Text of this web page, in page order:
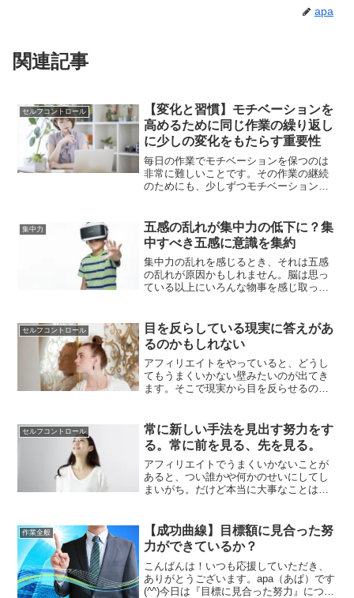
apa
関連記事
セルフコントロール
【変化と習慣】モチベーションを
高めるために同じ作業の繰り返し
に少しの変化をもたらす重要性
毎日の作業でモチベーションを保つのは
非常に難しいことです。その作業の継続
のためにも、少しずつモチベーションを
す。そのことについて書いていきます。
集中力
五感の乱れが集中力の低下に？集
中すべき五感に意識を集約
集中力の乱れを感じるとき、それは五感
の乱れが原因かもしれません。脳は思っ
ている以上にいろんな物事を感じ取って
ときは、本当に集約すべき五感に意識を
傾けることが大切です。
セルフコントロール
目を反らしている現実に答えがあ
るのかもしれない
アフィリエイトをやっていると、どうし
てもうまくいかない壁みたいのが出てき
ます。そこで現実から目を反らせるのは
しまいます。大事なことは現実から目を
反らさず、足りない部分を改善するこ
と。その行動を続けることです。
セルフコントロール
常に新しい手法を見出す努力をす
る。常に前を見る、先を見る。
アフィリエイトでうまくいかないことが
あると、つい誰かや何かのせいにしてし
まいがち。だけど本当に大事なことはそ
力を一生懸命することです。そうして自
分を変える努力が未来を切り開きます。
なんにおいても。
作業全般
【成功曲線】目標額に見合った努
力ができているか？
こんばんは！いつも応援していただき、
ありがとうございます。apa（あぱ）です
(^^)今日は『目標に見合った努力』につい